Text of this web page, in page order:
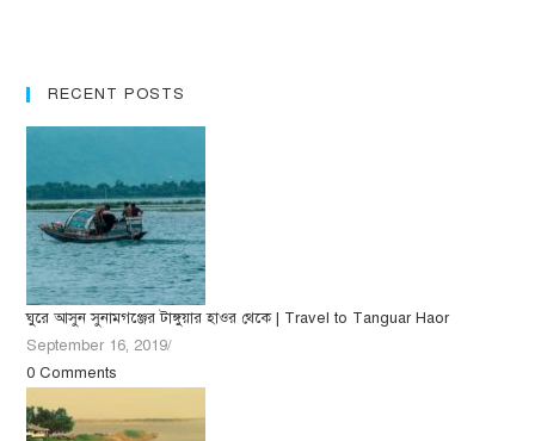
RECENT POSTS
ঘুরে আসুন সুনামগঞ্জের টাঙ্গুয়ার হাওর থেকে | Travel to Tanguar Haor
September 16, 2019/
0 Comments